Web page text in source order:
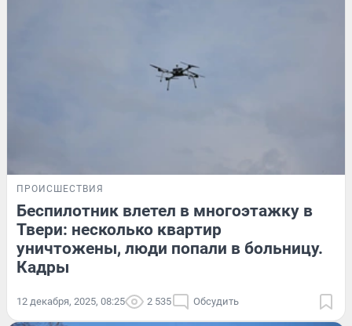
ПРОИСШЕСТВИЯ
Беспилотник влетел в многоэтажку в
Твери: несколько квартир
уничтожены, люди попали в больницу.
Кадры
12 декабря, 2025, 08:25 2 535 Обсудить